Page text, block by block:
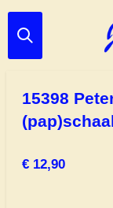
Ga
direct
15398
€ 12,90